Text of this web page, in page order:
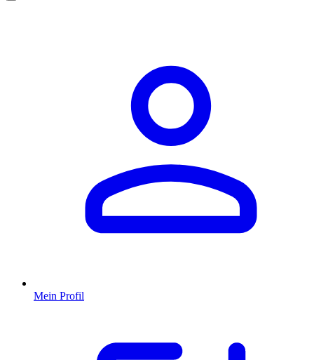
Mein Profil